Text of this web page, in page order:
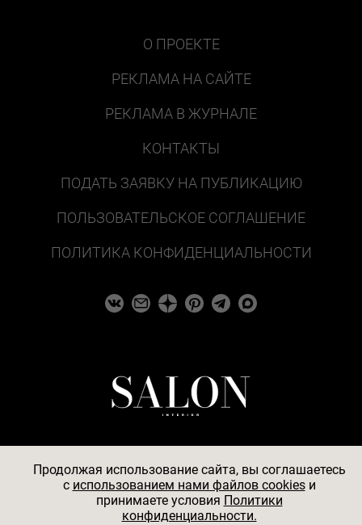
О ПРОЕКТЕ
РЕКЛАМА НА САЙТЕ
РЕКЛАМА В ЖУРНАЛЕ
КОНТАКТЫ
ПОДАТЬ ЗАЯВКУ НА ПУБЛИКАЦИЮ
ПОЛЬЗОВАТЕЛЬСКОЕ СОГЛАШЕНИЕ
ПОЛИТИКА КОНФИДЕНЦИАЛЬНОСТИ
© 2026
АО «БКМ», ОГРН 1027739494584, ИНН 7705056238,
Продолжая использование сайта, вы соглашаетесь
c использованием нами файлов cookiesи
принимаете условия Политики
конфиденциальности.